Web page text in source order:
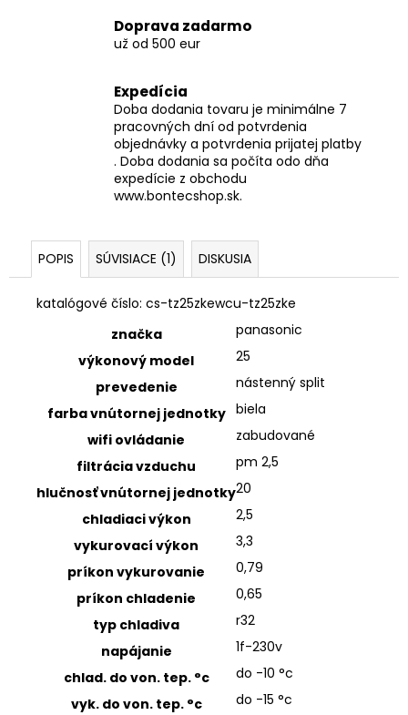
Doprava zadarmo
už od 500 eur
Expedícia
Doba dodania tovaru je minimálne 7
pracovných dní od potvrdenia
objednávky a potvrdenia prijatej platby
. Doba dodania sa počíta odo dňa
expedície z obchodu
www.bontecshop.sk.
POPIS SÚVISIACE (1) DISKUSIA
katalógové číslo: cs-tz25zkewcu-tz25zke
značka
panasonic
výkonový model
25
prevedenie
nástenný split
farba vnútornej jednotky biela
wifi ovládanie
zabudované
filtrácia vzduchu
pm 2,5
hlučnosť vnútornej jednotky20
chladiaci výkon
2,5
vykurovací výkon
3,3
príkon vykurovanie
0,79
príkon chladenie
0,65
typ chladiva
r32
napájanie
1f-230v
chlad. do von. tep. °c
do -10 °c
vyk. do von. tep. °c
do -15 °c